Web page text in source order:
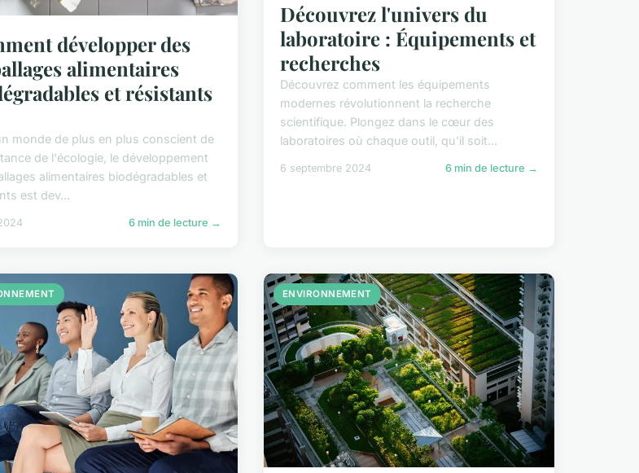
développer des
alimentaires
et résistants
monde de plus en plus conscient de
de l'écologie, le développement
alimentaires biodégradables et
est dev...
6 min de lecture →
Découvrez l'univers du
laboratoire : Équipements et
recherches
Découvrez comment les équipements
modernes révolutionnent la recherche
scientifique. Plongez dans le cœur des
laboratoires où chaque outil, qu'il soit...
6 septembre 2024 6 min de lecture →
ENVIRONNEMENT